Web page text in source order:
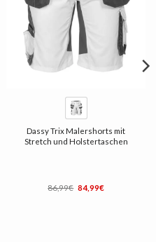
Dassy Trix Malershorts mit
Stretch und Holstertaschen
86,99€ Ursprünglicher
Preis
84,99€Aktueller